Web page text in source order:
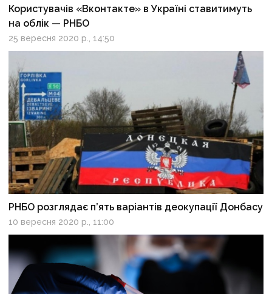
Користувачів «Вконтакте» в Україні ставитимуть
на облік — РНБО
25 вересня 2020 р., 14:50
РНБО розглядає п’ять варіантів деокупації Донбасу
10 вересня 2020 р., 11:00